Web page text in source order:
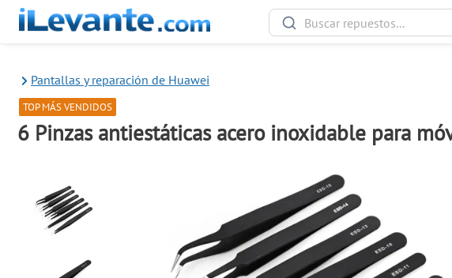
Pantallas y reparación de Huawei
TOP MÁS VENDIDOS
6 Pinzas antiestáticas acero inoxidable para